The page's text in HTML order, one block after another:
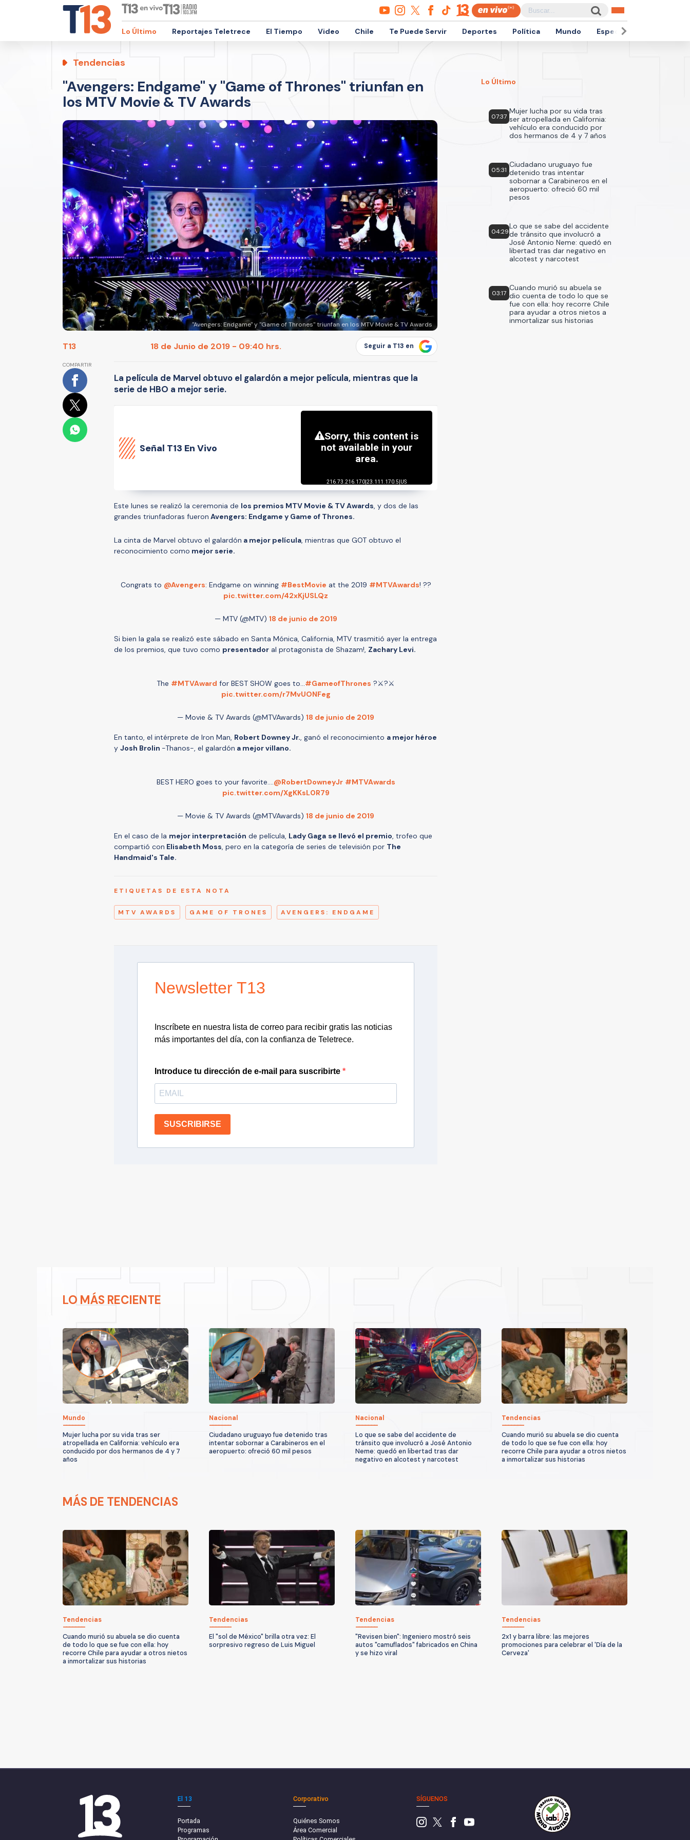
Lo Último Reportajes Teletrece El Tiempo Video Chile Te Puede Servir Deportes Política Mundo Espectáculos
Tendencias
"Avengers: Endgame" y "Game of Thrones" triunfan en
los MTV Movie & TV Awards
"Avengers: Endgame" y "Game of Thrones" triunfan en los MTV Movie & TV Awards
T13 18 de Junio de 2019 - 09:40 hrs. Seguir a T13 en
COMPARTIR
La película de Marvel obtuvo el galardón a mejor película, mientras que la
serie de HBO a mejor serie.
Señal T13 En Vivo
Este lunes se realizó la ceremonia de los premios MTV Movie & TV Awards, y dos de las
grandes triunfadoras fueron Avengers: Endgame y Game of Thrones.
La cinta de Marvel obtuvo el galardón a mejor película, mientras que GOT obtuvo el
reconocimiento como mejor serie.
Congrats to @Avengers: Endgame on winning #BestMovie at the 2019 #MTVAwards! ??
pic.twitter.com/42xKjUSLQz
— MTV (@MTV) 18 de junio de 2019
Si bien la gala se realizó este sábado en Santa Mónica, California, MTV trasmitió ayer la entrega
de los premios, que tuvo como presentador al protagonista de Shazam!, Zachary Levi.
The #MTVAward for BEST SHOW goes to...#GameofThrones ?⚔️?⚔️
pic.twitter.com/r7MvUONFeg
— Movie & TV Awards (@MTVAwards) 18 de junio de 2019
En tanto, el intérprete de Iron Man, Robert Downey Jr., ganó el reconocimiento a mejor héroe
y Josh Brolin -Thanos-, el galardón a mejor villano.
BEST HERO goes to your favorite....@RobertDowneyJr #MTVAwards
pic.twitter.com/XgKKsL0R79
— Movie & TV Awards (@MTVAwards) 18 de junio de 2019
En el caso de la mejor interpretación de película, Lady Gaga se llevó el premio, trofeo que
compartió con Elisabeth Moss, pero en la categoría de series de televisión por The
Handmaid's Tale.
ETIQUETAS DE ESTA NOTA
MTV AWARDS GAME OF TRONES AVENGERS: ENDGAME
Newsletter T13
Inscríbete en nuestra lista de correo para recibir gratis las noticias
más importantes del día, con la confianza de Teletrece.
Introduce tu dirección de e-mail para suscribirte
SUSCRIBIRSE
Lo Último
07:37
Mujer lucha por su vida tras
ser atropellada en California:
vehículo era conducido por
dos hermanos de 4 y 7 años
05:31
Ciudadano uruguayo fue
detenido tras intentar
sobornar a Carabineros en el
aeropuerto: ofreció 60 mil
pesos
04:29
Lo que se sabe del accidente
de tránsito que involucró a
José Antonio Neme: quedó en
libertad tras dar negativo en
alcotest y narcotest
03:17
Cuando murió su abuela se
dio cuenta de todo lo que se
fue con ella: hoy recorre Chile
para ayudar a otros nietos a
inmortalizar sus historias
LO MÁS RECIENTE
Mundo
Mujer lucha por su vida tras ser
atropellada en California: vehículo era
conducido por dos hermanos de 4 y 7
años
Nacional
Ciudadano uruguayo fue detenido tras
intentar sobornar a Carabineros en el
aeropuerto: ofreció 60 mil pesos
Nacional
Lo que se sabe del accidente de
tránsito que involucró a José Antonio
Neme: quedó en libertad tras dar
negativo en alcotest y narcotest
Tendencias
Cuando murió su abuela se dio cuenta
de todo lo que se fue con ella: hoy
recorre Chile para ayudar a otros nietos
a inmortalizar sus historias
MÁS DE TENDENCIAS
Tendencias
Cuando murió su abuela se dio cuenta
de todo lo que se fue con ella: hoy
recorre Chile para ayudar a otros nietos
a inmortalizar sus historias
Tendencias
El "sol de México" brilla otra vez: El
sorpresivo regreso de Luis Miguel
Tendencias
"Revisen bien": Ingeniero mostró seis
autos "camuflados" fabricados en China
y se hizo viral
Tendencias
2x1 y barra libre: las mejores
promociones para celebrar el 'Día de la
Cerveza'
El 13
Portada
Programas
Corporativo
Quiénes Somos
Área Comercial
SÍGUENOS